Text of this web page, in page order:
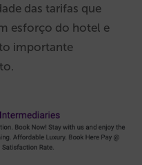
das tarifas que
esforço do hotel e
importante